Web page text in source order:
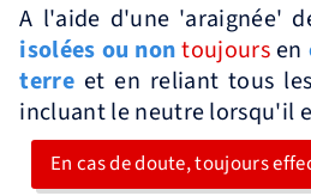
A l'aide d'une 'araignée'
isolées ou nontoujoursen
terre et en reliant tous
incluant le neutre lorsqu'il
En cas de doute, toujours